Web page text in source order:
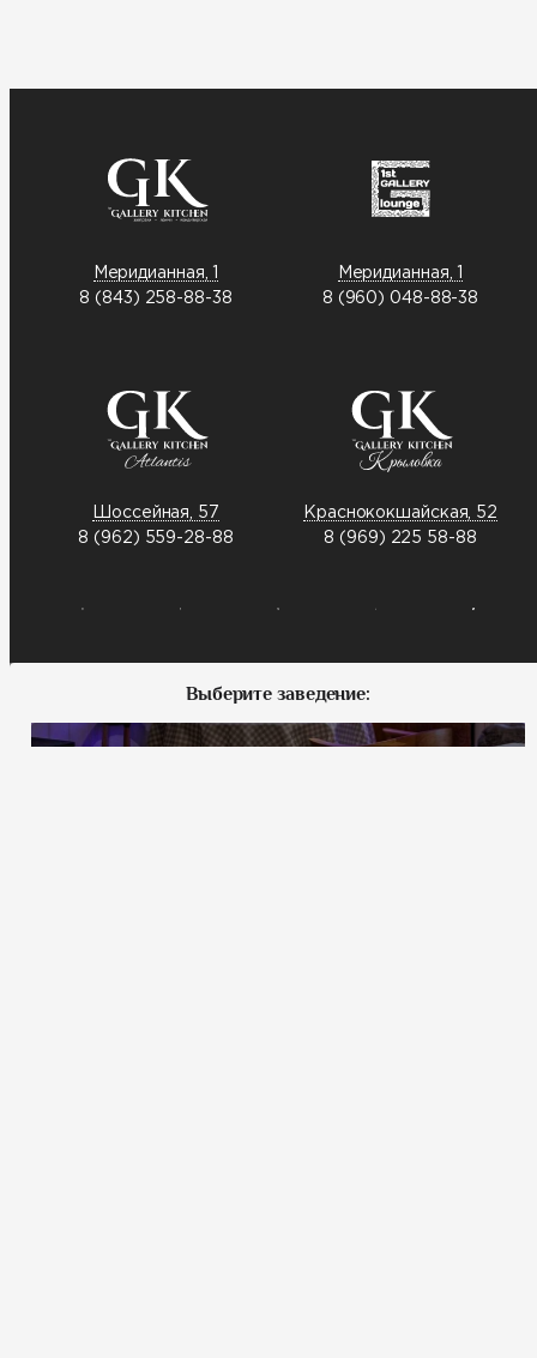
Меридианная, 1
8 (843) 258-88-38
Меридианная, 1
8 (960) 048-88-38
Шоссейная, 57
8 (962) 559-28-88
Краснококшайская, 52
8 (969) 225 58-88
Выберите заведение: